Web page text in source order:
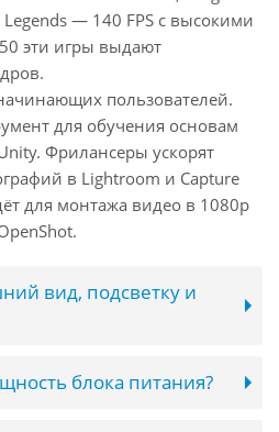
— 140 FPS с высокими
эти игры выдают
пользователей.
для обучения основам
Фрилансеры ускорят
в Lightroom и Capture
для монтажа видео в 1080p
вид, подсветку и
блока питания?